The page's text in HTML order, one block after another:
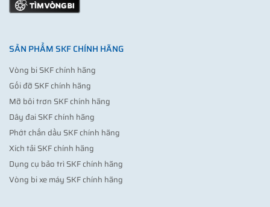
SẢN PHẨM SKF CHÍNH HÃNG
Vòng bi SKF chính hãng
Gối đỡ SKF chính hãng
Mỡ bôi trơn SKF chính hãng
Dây đai SKF chính hãng
Phớt chắn dầu SKF chính hãng
Xích tải SKF chính hãng
Dụng cụ bảo trì SKF chính hãng
Vòng bi xe máy SKF chính hãng